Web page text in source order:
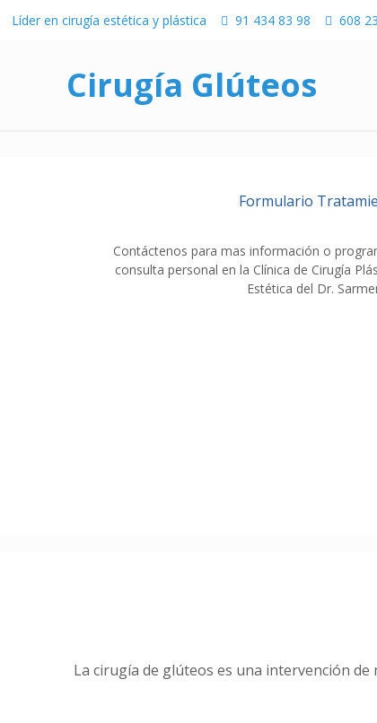
Líder en cirugía estética y plástica 91 434 83 98 608
Cirugía Glúteos
Formulario
Contáctenos para mas información o
consulta personal en la Clínica de Cirugía
Estética del Dr.
La cirugía de glúteos es una intervención